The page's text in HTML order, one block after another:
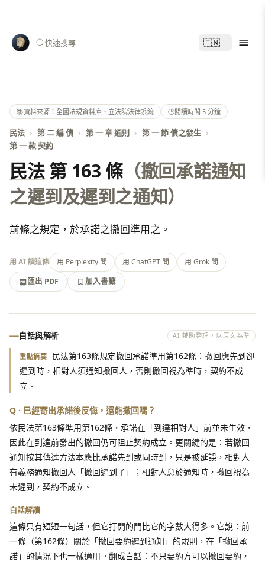
快速搜尋 🇹🇼
📚資料來源：全國法規資料庫、立法院法律系統 🕑閱讀時間 5 分鐘
民法 › 第 二 編 債 › 第 一 章 通則 › 第 一 節 債之發生 ›
第 一 款 契約
民法第 163 條（撤回承諾通知
之遲到及遲到之通知）
前條之規定，於承諾之撤回準用之。
用 AI 讀這條 用 Perplexity 問 用 ChatGPT 問
用 Grok 問
匯出 PDF
加入書籤
匯出 PDF
加入書籤
白話與解析 AI 輔助整理，以原文為準
重點摘要
民法第163條規定撤回承諾準用第162條：撤回應先到卻
遲到時，相對人須通知撤回人，否則撤回視為準時，契約不成
立。
Q · 已經寄出承諾後反悔，還能撤回嗎？
依民法第163條準用第162條，承諾在「到達相對人」前並未生效，
因此在到達前發出的撤回仍可阻止契約成立。更關鍵的是：若撤回
通知按其傳達方法本應比承諾先到或同時到，只是被延誤，相對人
有義務通知撤回人「撤回遲到了」；相對人怠於通知時，撤回視為
未遲到，契約不成立。
白話解讀
這條只有短短一句話，但它打開的門比它的字數大得多。它說：前
一條（第162條）關於「撤回要約遲到通知」的規則，在「撤回承
諾」的情況下也一樣適用。翻成白話：不只要約方可以撤回要約，